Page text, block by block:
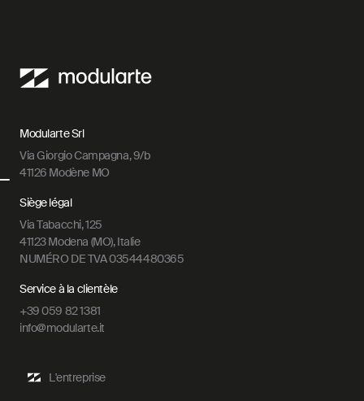
Modularte Srl
Via Giorgio Campagna, 9/b
41126 Modène MO
Siège légal
Via Tabacchi, 125
41123 Modena (MO), Italie
NUMÉRO DE TVA 03544480365
Service à la clientèle
+39 059 82 1381
info@modularte.it
L'entreprise